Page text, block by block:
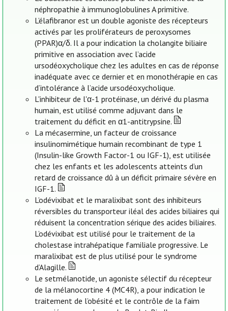
néphropathie à immunoglobulines A primitive.
L’élafibranor est un double agoniste des récepteurs
activés par les proliférateurs de peroxysomes
(PPAR)α/δ. Il a pour indication la cholangite biliaire
primitive en association avec l’acide
ursodéoxycholique chez les adultes en cas de réponse
inadéquate avec ce dernier et en monothérapie en cas
d’intolérance à l’acide ursodéoxycholique.
L'inhibiteur de l'α-1 protéinase, un dérivé du plasma
humain, est utilisé comme adjuvant dans le
traitement du déficit en α1-antitrypsine.
La mécasermine, un facteur de croissance
insulinomimétique humain recombinant de type 1
(Insulin-like Growth Factor-1 ou IGF-1), est utilisée
chez les enfants et les adolescents atteints d’un
retard de croissance dû à un déficit primaire sévère en
IGF-1.
L’odévixibat et le maralixibat sont des inhibiteurs
réversibles du transporteur iléal des acides biliaires qui
réduisent la concentration sérique des acides biliaires.
L’odévixibat est utilisé pour le traitement de la
cholestase intrahépatique familiale progressive. Le
maralixibat est de plus utilisé pour le syndrome
d’Alagille.
Le setmélanotide, un agoniste sélectif du récepteur
de la mélanocortine 4 (MC4R), a pour indication le
traitement de l’obésité et le contrôle de la faim